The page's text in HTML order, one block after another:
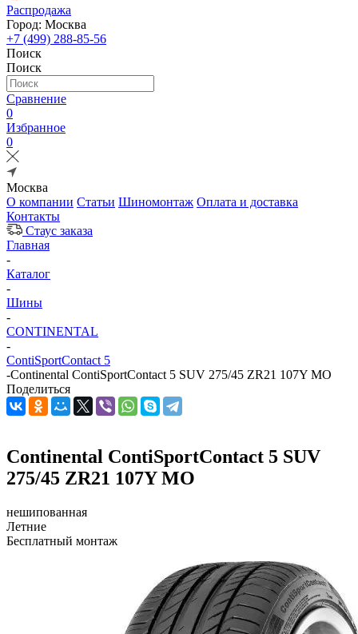
Распродажа
Город: Москва
+7 (499) 288-85-56
Поиск
Поиск
Сравнение
0
Избранное
0
Москва
О компании Статьи Шиномонтаж Оплата и доставка
Контакты
Стаус заказа
Главная
-
Каталог
-
Шины
-
CONTINENTAL
-
ContiSportContact 5
-Continental ContiSportContact 5 SUV 275/45 ZR21 107Y MO
Поделиться
Continental ContiSportContact 5 SUV
275/45 ZR21 107Y MO
нешипованная
Летние
Бесплатный монтаж